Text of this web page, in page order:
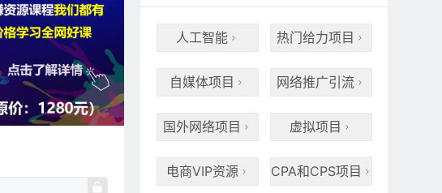
人工智能  热门给力项目 
自媒体项目  网络推广引流 
国外网络项目  虚拟项目 
电商VIP资源  CPA和CPS项目 